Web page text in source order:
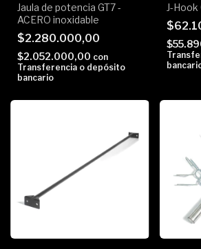
Jaula de potencia GT7 -
ACERO inoxidable
$2.280.000,00
$2.052.000,00 con
Transferencia o depósito
bancario
J-Hook